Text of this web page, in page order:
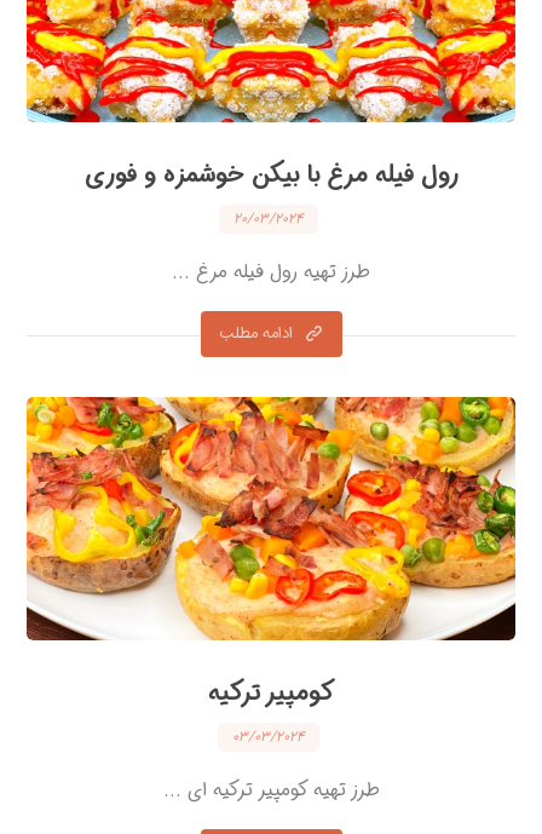
رول فیله مرغ با بیکن خوشمزه و فوری
۲۰/۰۳/۲۰۲۴
طرز تهیه رول فیله مرغ ...
ادامه مطلب
کومپیر ترکیه
۰۳/۰۳/۲۰۲۴
طرز تهیه کومپیر ترکیه ای ...